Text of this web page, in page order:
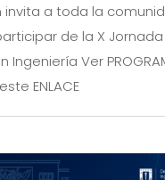
invita a toda la
de la X
Ingeniería Ver
ENLACE